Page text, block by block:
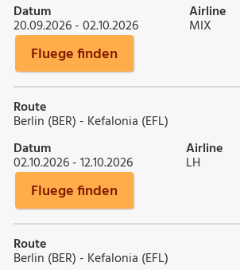
Datum
20.09.2026 - 02.10.2026
Airline
MIX
Fluege finden
Route
Berlin (BER) - Kefalonia (EFL)
Datum
02.10.2026 - 12.10.2026
Airline
LH
Fluege finden
Route
Berlin (BER) - Kefalonia (EFL)